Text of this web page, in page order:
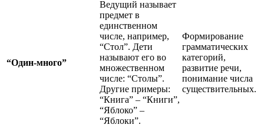
“Один-много”
Ведущий называет
предмет в
единственном
числе, например,
“Стол”. Дети
называют его во
множественном
числе: “Столы”.
Другие примеры:
“Книга” – “Книги”,
“Яблоко” –
“Яблоки”.
Формирование
грамматических
категорий,
развитие речи,
понимание числа
существительных.